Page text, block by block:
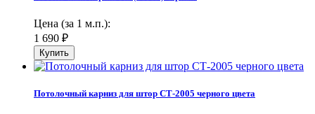
Цена (за 1 м.п.):
1 690 ₽
Потолочный карниз для штор СТ-2005 черного цвета